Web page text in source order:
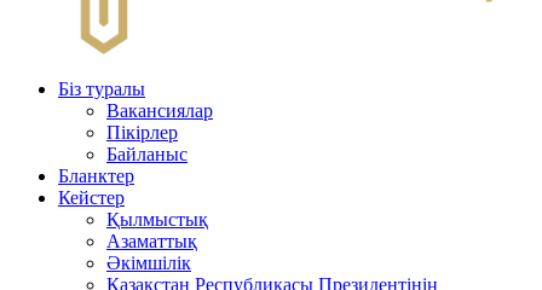
Біз туралы
Вакансиялар
Пікірлер
Байланыс
Бланктер
Кейстер
Қылмыстық
Азаматтық
Әкімшілік
Қазақстан Республикасы Президентінің